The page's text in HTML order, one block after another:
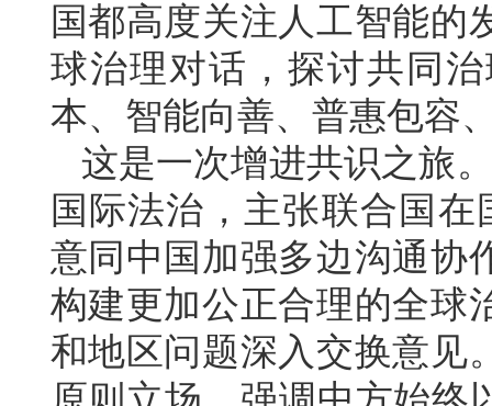
国都高度关注人工智能的
球治理对话，探讨共同
本、智能向善、普惠包容
这是一次增进共识之旅
国际法治，主张联合国
意同中国加强多边沟通协
构建更加公正合理的全球
和地区问题深入交换意见